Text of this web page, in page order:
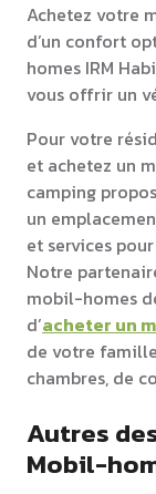
Achetez votre
d’un confort
homes IRM
vous offrir un
Pour votre
et achetez un
camping
un
et services
Notre
mobil-homes
d’acheter un
de votre
chambres, de
Autres
Mobil-